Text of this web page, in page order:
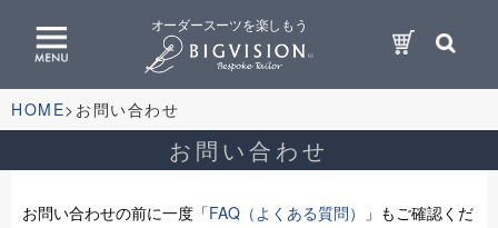
オーダースーツを楽しもう
HOME お問い合わせ
お問い合わせ
お問い合わせの前に一度「FAQ（よくある質問）
」もご確認くだ